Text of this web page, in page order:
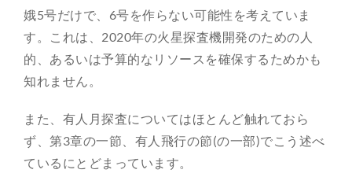
娥5号だけで、6号を作らない可能性を考えていま
す。これは、2020年の火星探査機開発のための人
的、あるいは予算的なリソースを確保するためかも
知れません。
また、有人月探査についてはほとんど触れておら
ず、第3章の一節、有人飛行の節(の一部)でこう述べ
ているにとどまっています。